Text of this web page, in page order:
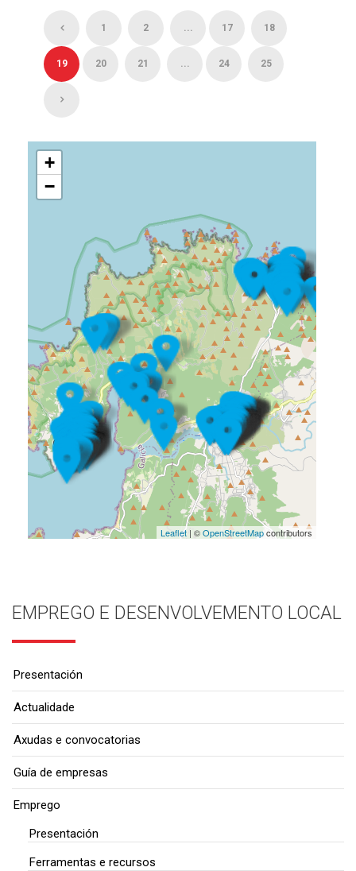
1 2 ... 17 18
19 20 21 ... 24 25
+
−
Leaflet| ©OpenStreetMapcontributors
EMPREGO E DESENVOLVEMENTO LOCAL
Presentación
Actualidade
Axudas e convocatorias
Guía de empresas
Emprego
Presentación
Ferramentas e recursos